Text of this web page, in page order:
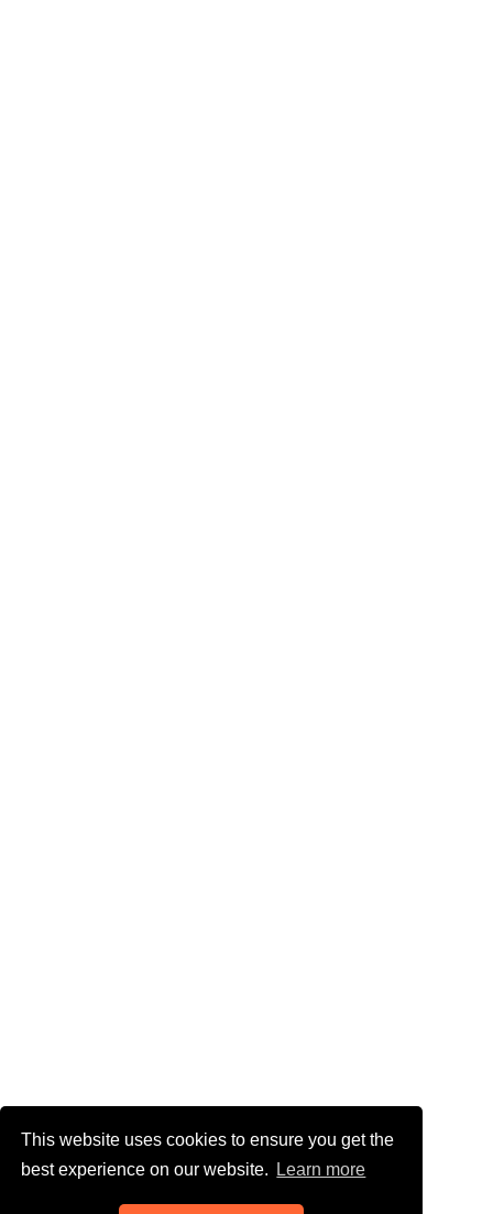
This website uses cookies to ensure you get the
best experience on our website.
Learn more